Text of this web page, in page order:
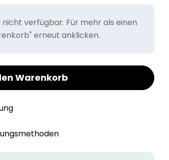
verfügbar. Für mehr als einen
erneut anklicken.
Warenkorb